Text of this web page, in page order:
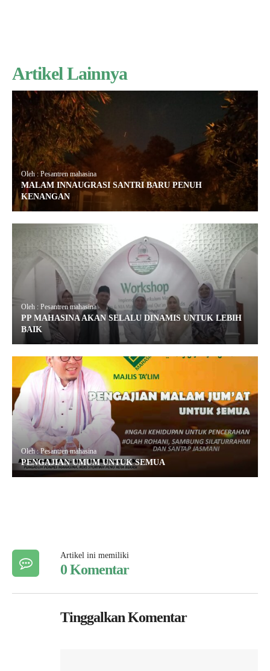
Artikel Lainnya
Oleh : Pesantren mahasina
MALAM INNAUGRASI SANTRI BARU PENUH
KENANGAN
Oleh : Pesantren mahasina
PP MAHASINA AKAN SELALU DINAMIS UNTUK LEBIH
BAIK
Oleh : Pesantren mahasina
PENGAJIAN UMUM UNTUK SEMUA
Artikel ini memiliki
0 Komentar
Tinggalkan Komentar